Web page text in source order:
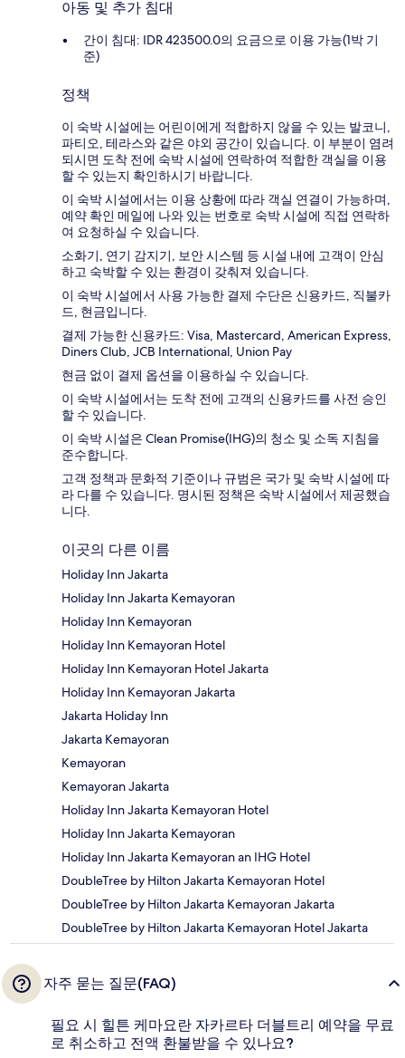
아동 및 추가 침대
간이 침대: IDR 423500.0의 요금으로 이용 가능(1박 기
준)
정책
이 숙박 시설에는 어린이에게 적합하지 않을 수 있는 발코니,
파티오, 테라스와 같은 야외 공간이 있습니다. 이 부분이 염려
되시면 도착 전에 숙박 시설에 연락하여 적합한 객실을 이용
할 수 있는지 확인하시기 바랍니다.
이 숙박 시설에서는 이용 상황에 따라 객실 연결이 가능하며,
예약 확인 메일에 나와 있는 번호로 숙박 시설에 직접 연락하
여 요청하실 수 있습니다.
소화기, 연기 감지기, 보안 시스템 등 시설 내에 고객이 안심
하고 숙박할 수 있는 환경이 갖춰져 있습니다.
이 숙박 시설에서 사용 가능한 결제 수단은 신용카드, 직불카
드, 현금입니다.
결제 가능한 신용카드: Visa, Mastercard, American Express,
Diners Club, JCB International, Union Pay
현금 없이 결제 옵션을 이용하실 수 있습니다.
이 숙박 시설에서는 도착 전에 고객의 신용카드를 사전 승인
할 수 있습니다.
이 숙박 시설은 Clean Promise(IHG)의 청소 및 소독 지침을
준수합니다.
고객 정책과 문화적 기준이나 규범은 국가 및 숙박 시설에 따
라 다를 수 있습니다. 명시된 정책은 숙박 시설에서 제공했습
니다.
이곳의 다른 이름
Holiday Inn Jakarta
Holiday Inn Jakarta Kemayoran
Holiday Inn Kemayoran
Holiday Inn Kemayoran Hotel
Holiday Inn Kemayoran Hotel Jakarta
Holiday Inn Kemayoran Jakarta
Jakarta Holiday Inn
Jakarta Kemayoran
Kemayoran
Kemayoran Jakarta
Holiday Inn Jakarta Kemayoran Hotel
Holiday Inn Jakarta Kemayoran
Holiday Inn Jakarta Kemayoran an IHG Hotel
DoubleTree by Hilton Jakarta Kemayoran Hotel
DoubleTree by Hilton Jakarta Kemayoran Jakarta
DoubleTree by Hilton Jakarta Kemayoran Hotel Jakarta
자주 묻는 질문(FAQ)
필요 시 힐튼 케마요란 자카르타 더블트리 예약을 무료
로 취소하고 전액 환불받을 수 있나요?